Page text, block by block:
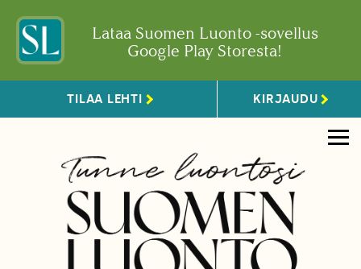
Lataa Suomen Luonto -sovellus
Google Play Storesta!
TILAA LEHTI KIRJAUDU